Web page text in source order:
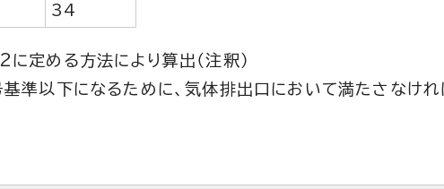
34
定める方法により算出（注釈）
準以下になるために、気体排出口において満たさなけ